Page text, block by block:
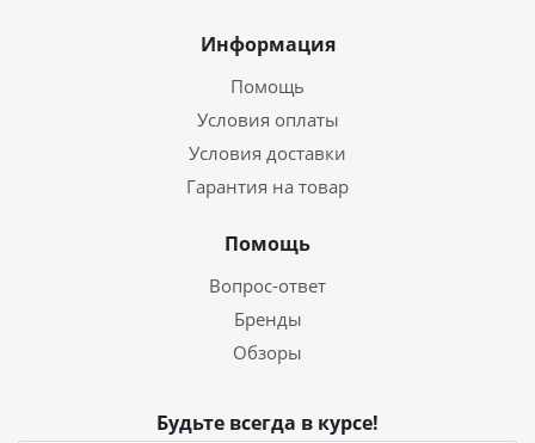
Информация
Помощь
Условия оплаты
Условия доставки
Гарантия на товар
Помощь
Вопрос-ответ
Бренды
Обзоры
Будьте всегда в курсе!